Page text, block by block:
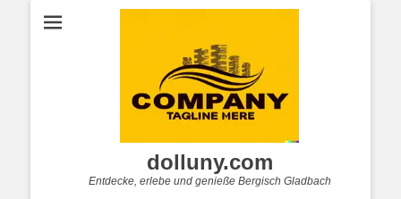
dolluny.com
Entdecke, erlebe und genieße Bergisch Gladbach